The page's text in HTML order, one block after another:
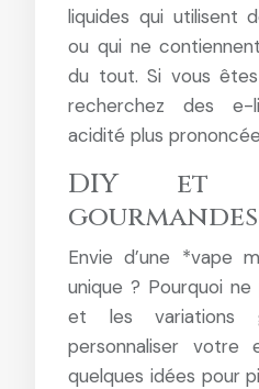
liquides qui utilisent
ou qui ne
du tout. Si vous
recherchez des e-
acidité plus
DIY et
gourmandes
Envie d’une *vape
unique ? Pourquoi
et les variations
personnaliser votre
quelques idées pour